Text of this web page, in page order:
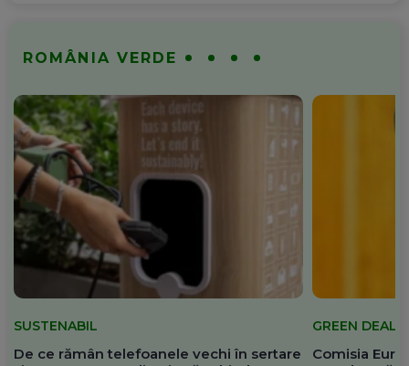
ROMÂNIA VERDE
SUSTENABIL
De ce rămân telefoanele vechi în sertare
GREEN DEAL
Comisia